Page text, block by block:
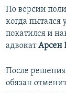
По версии
когда пытался
покатился и
адвокатАрсен
После
обязан